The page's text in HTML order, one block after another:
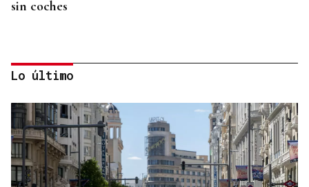
sin coches
Lo último